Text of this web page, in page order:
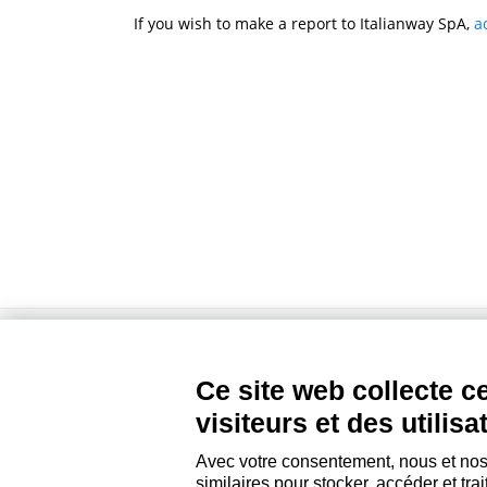
If you wish to make a report to Italianway SpA,
Rejoignez-nous
Bureau de presse
Investissez avec
Domaine propriétaire
Ce site web collecte
visiteurs et des
Avec votre consentement, nous et
similaires pour stocker, accéder et